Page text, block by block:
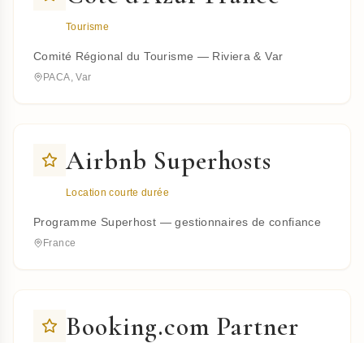
Tourisme
Comité Régional du Tourisme — Riviera & Var
PACA, Var
Airbnb Superhosts
Location courte durée
Programme Superhost — gestionnaires de confiance
France
Booking.com Partner